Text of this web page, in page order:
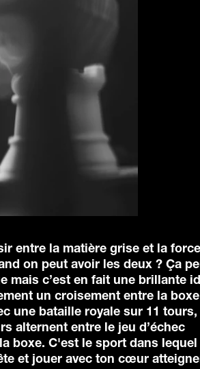
entre la matière grise et la force
on peut avoir les deux ? Ça
mais c’est en fait une brillante
un croisement entre la
une bataille royale sur 11 tours,
alternent entre le jeu d’échec
boxe. C'est le sport dans lequel
et jouer avec ton cœur